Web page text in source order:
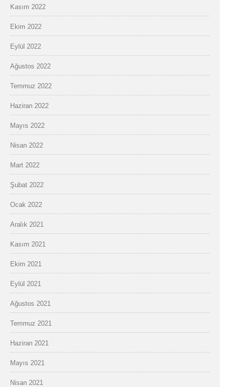
Kasım 2022
Ekim 2022
Eylül 2022
Ağustos 2022
Temmuz 2022
Haziran 2022
Mayıs 2022
Nisan 2022
Mart 2022
Şubat 2022
Ocak 2022
Aralık 2021
Kasım 2021
Ekim 2021
Eylül 2021
Ağustos 2021
Temmuz 2021
Haziran 2021
Mayıs 2021
Nisan 2021